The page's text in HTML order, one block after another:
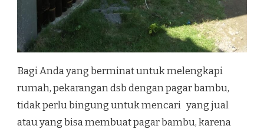
Bagi Anda yang berminat untuk melengkapi
rumah, pekarangan dsb dengan pagar bambu,
tidak perlu bingung untuk mencari yang jual
atau yang bisa membuat pagar bambu, karena